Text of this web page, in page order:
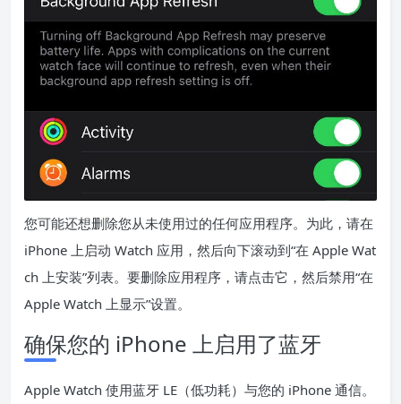
您可能还想删除您从未使用过的任何应用程序。为此，请在
iPhone 上启动 Watch 应用，然后向下滚动到“在 Apple Wat
ch 上安装”列表。要删除应用程序，请点击它，然后禁用“在
Apple Watch 上显示”设置。
确保您的 iPhone 上启用了蓝牙
Apple Watch 使用蓝牙 LE（低功耗）与您的 iPhone 通信。